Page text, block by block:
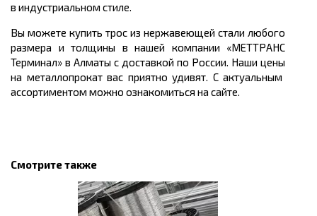
в индустриальном стиле.
Вы можете купить трос из нержавеющей стали любого
размера и толщины в нашей компании «МЕТТРАНС
Терминал» в Алматы с доставкой по России. Наши цены
на металлопрокат вас приятно удивят. С актуальным
ассортиментом можно ознакомиться на сайте.
Смотрите также